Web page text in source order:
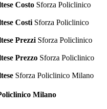
Costo Sforza Policlinico
Costi Sforza Policlinico
Prezzi Sforza Policlinico
Prezzo Sforza Policlinico
Sforza Policlinico Milano
Milano